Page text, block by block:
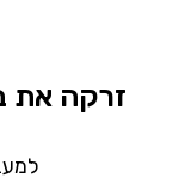
זרקה את